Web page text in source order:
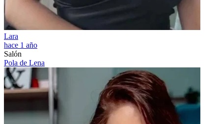
Lara
hace 1 año
Salón
Pola de Lena